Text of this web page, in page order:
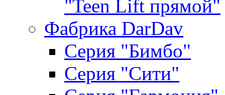
"Teen Lift прямой"
Фабрика DarDav
Серия "Бимбо"
Серия "Сити"